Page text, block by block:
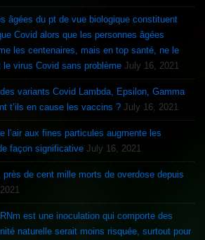
âgées du pt de vue biologique constituent
Covid alors que les personnes âgées
les centenaires, mais en top santé, ne le
virus Covid sans problème July 16, 2021
variants Covid Lambda, Epsilon, Gamma
t’ils en cause les vaccins ? July 16, 2021
l’air aux fines particules augmente les
façon significative July 16, 2021
de cent mille morts de overdose depuis
est une inoculation qui comporte des
naturelle serait moins risquée, surtout pour